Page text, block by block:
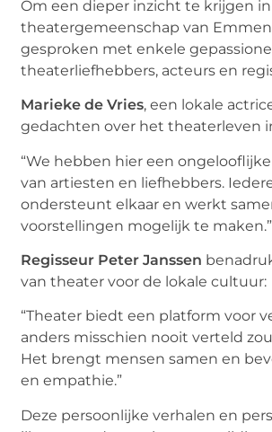
Om een dieper inzicht te krijgen
theatergemeenschap van
gesproken met enkele
theaterliefhebbers, acteurs en
Marieke de Vries, een lokale
gedachten over het theaterleven
“We hebben hier een
van artiesten en liefhebbers.
ondersteunt elkaar en werkt
voorstellingen mogelijk te maken.”
Regisseur Peter Janssen
van theater voor de lokale cultuur:
“Theater biedt een platform voor
anders misschien nooit verteld
Het brengt mensen samen en
en empathie.”
Deze persoonlijke verhalen en